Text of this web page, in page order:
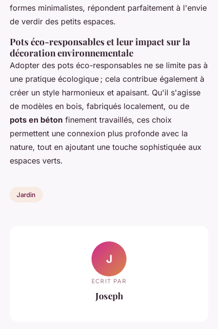
formes minimalistes, répondent parfaitement à l'envie
de verdir des petits espaces.
Pots éco-responsables et leur impact sur la
décoration environnementale
Adopter des pots éco-responsables ne se limite pas à
une pratique écologique ; cela contribue également à
créer un style harmonieux et apaisant. Qu'il s'agisse
de modèles en bois, fabriqués localement, ou de
pots en béton finement travaillés, ces choix
permettent une connexion plus profonde avec la
nature, tout en ajoutant une touche sophistiquée aux
espaces verts.
Jardin
J
ECRIT PAR
Joseph